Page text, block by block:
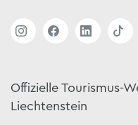
Offizielle Tourismus-
Liechtenstein